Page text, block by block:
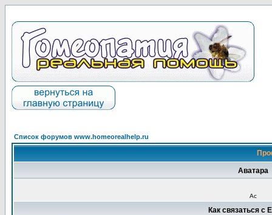
Список форумов www.homeorealhelp.ru
Аватара
Ас
Как связаться с